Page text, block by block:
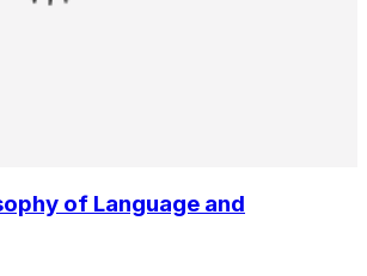
of Language and